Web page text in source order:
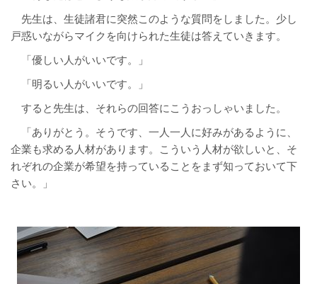
先生は、生徒諸君に突然このような質問をしました。少し
戸惑いながらマイクを向けられた生徒は答えていきます。
「優しい人がいいです。」
「明るい人がいいです。」
すると先生は、それらの回答にこうおっしゃいました。
「ありがとう。そうです、一人一人に好みがあるように、
企業も求める人材があります。こういう人材が欲しいと、そ
れぞれの企業が希望を持っていることをまず知っておいて下
さい。」